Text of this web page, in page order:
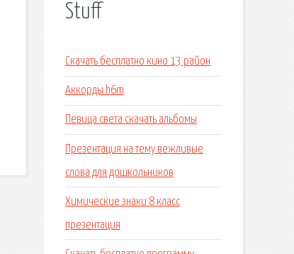
Stuff
Скачать бесплатно кино 13 район
Аккорды h6m
Певица света скачать альбомы
Презентация на тему вежливые
слова для дошкольников
Химические знаки 8 класс
презентация